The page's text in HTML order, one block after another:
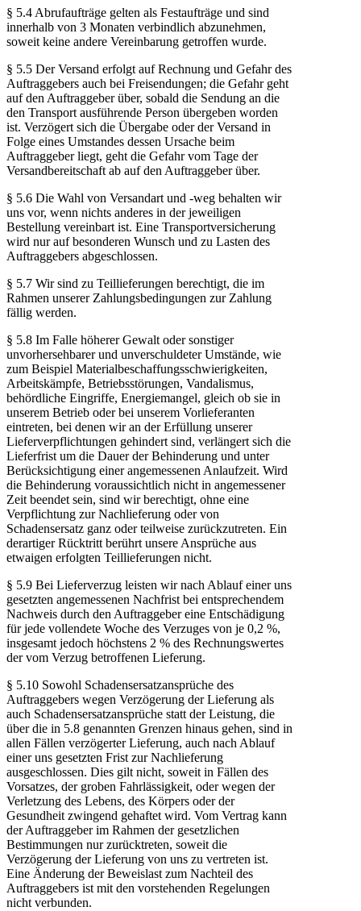
§ 5.4 Abrufaufträge gelten als Festaufträge und sind
innerhalb von 3 Monaten verbindlich abzunehmen,
soweit keine andere Vereinbarung getroffen wurde.
§ 5.5 Der Versand erfolgt auf Rechnung und Gefahr des
Auftraggebers auch bei Freisendungen; die Gefahr geht
auf den Auftraggeber über, sobald die Sendung an die
den Transport ausführende Person übergeben worden
ist. Verzögert sich die Übergabe oder der Versand in
Folge eines Umstandes dessen Ursache beim
Auftraggeber liegt, geht die Gefahr vom Tage der
Versandbereitschaft ab auf den Auftraggeber über.
§ 5.6 Die Wahl von Versandart und -weg behalten wir
uns vor, wenn nichts anderes in der jeweiligen
Bestellung vereinbart ist. Eine Transportversicherung
wird nur auf besonderen Wunsch und zu Lasten des
Auftraggebers abgeschlossen.
§ 5.7 Wir sind zu Teillieferungen berechtigt, die im
Rahmen unserer Zahlungsbedingungen zur Zahlung
fällig werden.
§ 5.8 Im Falle höherer Gewalt oder sonstiger
unvorhersehbarer und unverschuldeter Umstände, wie
zum Beispiel Materialbeschaffungsschwierigkeiten,
Arbeitskämpfe, Betriebsstörungen, Vandalismus,
behördliche Eingriffe, Energiemangel, gleich ob sie in
unserem Betrieb oder bei unserem Vorlieferanten
eintreten, bei denen wir an der Erfüllung unserer
Lieferverpflichtungen gehindert sind, verlängert sich die
Lieferfrist um die Dauer der Behinderung und unter
Berücksichtigung einer angemessenen Anlaufzeit. Wird
die Behinderung voraussichtlich nicht in angemessener
Zeit beendet sein, sind wir berechtigt, ohne eine
Verpflichtung zur Nachlieferung oder von
Schadensersatz ganz oder teilweise zurückzutreten. Ein
derartiger Rücktritt berührt unsere Ansprüche aus
etwaigen erfolgten Teillieferungen nicht.
§ 5.9 Bei Lieferverzug leisten wir nach Ablauf einer uns
gesetzten angemessenen Nachfrist bei entsprechendem
Nachweis durch den Auftraggeber eine Entschädigung
für jede vollendete Woche des Verzuges von je 0,2 %,
insgesamt jedoch höchstens 2 % des Rechnungswertes
der vom Verzug betroffenen Lieferung.
§ 5.10 Sowohl Schadensersatzansprüche des
Auftraggebers wegen Verzögerung der Lieferung als
auch Schadensersatzansprüche statt der Leistung, die
über die in 5.8 genannten Grenzen hinaus gehen, sind in
allen Fällen verzögerter Lieferung, auch nach Ablauf
einer uns gesetzten Frist zur Nachlieferung
ausgeschlossen. Dies gilt nicht, soweit in Fällen des
Vorsatzes, der groben Fahrlässigkeit, oder wegen der
Verletzung des Lebens, des Körpers oder der
Gesundheit zwingend gehaftet wird. Vom Vertrag kann
der Auftraggeber im Rahmen der gesetzlichen
Bestimmungen nur zurücktreten, soweit die
Verzögerung der Lieferung von uns zu vertreten ist.
Eine Änderung der Beweislast zum Nachteil des
Auftraggebers ist mit den vorstehenden Regelungen
nicht verbunden.